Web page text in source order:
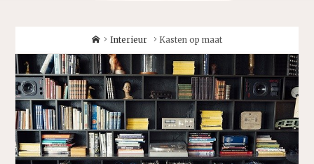
HomeInterieur Kasten op maat